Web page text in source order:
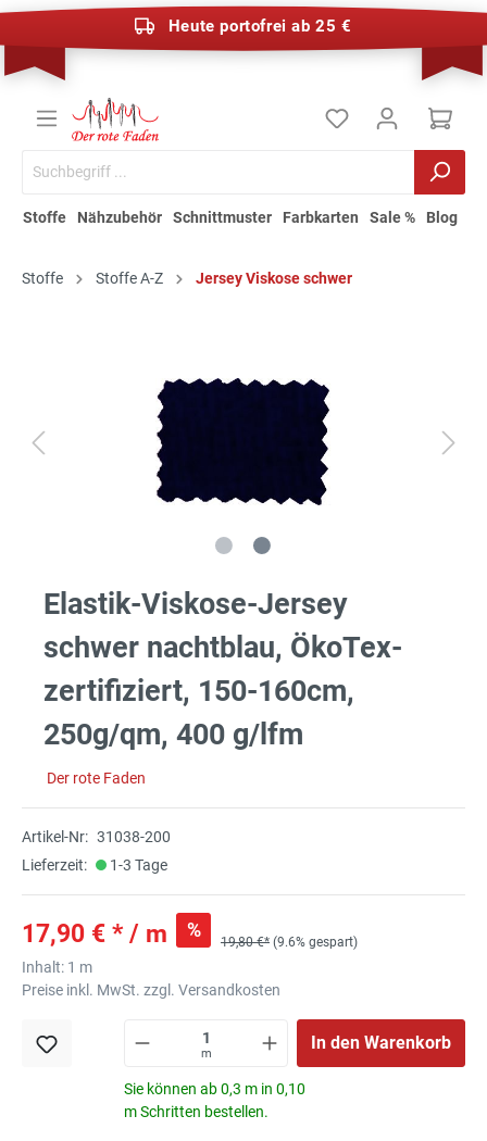
Heute portofrei ab 25 €
Stoffe Nähzubehör Schnittmuster Farbkarten Sale % Blog
Stoffe Stoffe A-Z Jersey Viskose schwer
Elastik-Viskose-Jersey
schwer nachtblau, ÖkoTex-
zertifiziert, 150-160cm,
250g/qm, 400 g/lfm
Der rote Faden
Artikel-Nr: 31038-200
Lieferzeit:
1-3 Tage
17,90 € * / m %
19,80 €* (9.6% gespart)
Inhalt: 1 m
Preise inkl. MwSt. zzgl. Versandkosten
m
In den Warenkorb
Sie können ab 0,3 m in 0,10
m Schritten bestellen.